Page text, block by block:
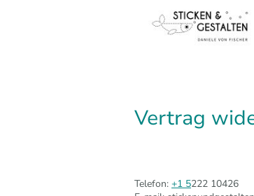
Vertrag
Telefon: +1 5222 10426